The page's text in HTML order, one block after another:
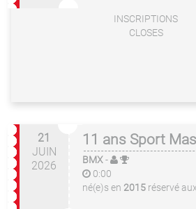
INSCRIPTIONS
CLOSES
21
JUIN
2026
11 ans Sport
BMX-
0:00
né(e)s en 2015 réservé aux